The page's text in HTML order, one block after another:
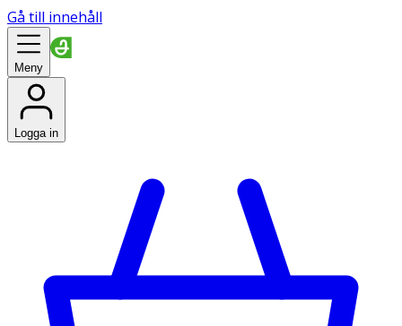
Gå till innehåll
Meny
Logga in